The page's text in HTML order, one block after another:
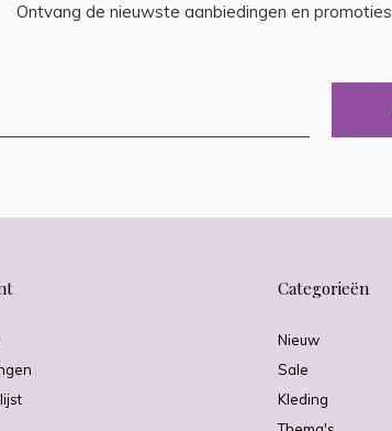
Ontvang de nieuwste aanbiedingen en promoties
Categorieën
Nieuw
Sale
Kleding